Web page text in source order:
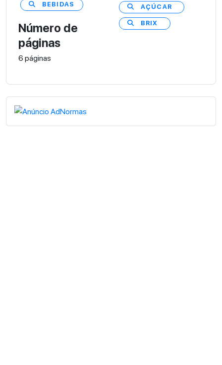
BEBIDAS
Número de
páginas
6 páginas
AÇÚCAR
BRIX